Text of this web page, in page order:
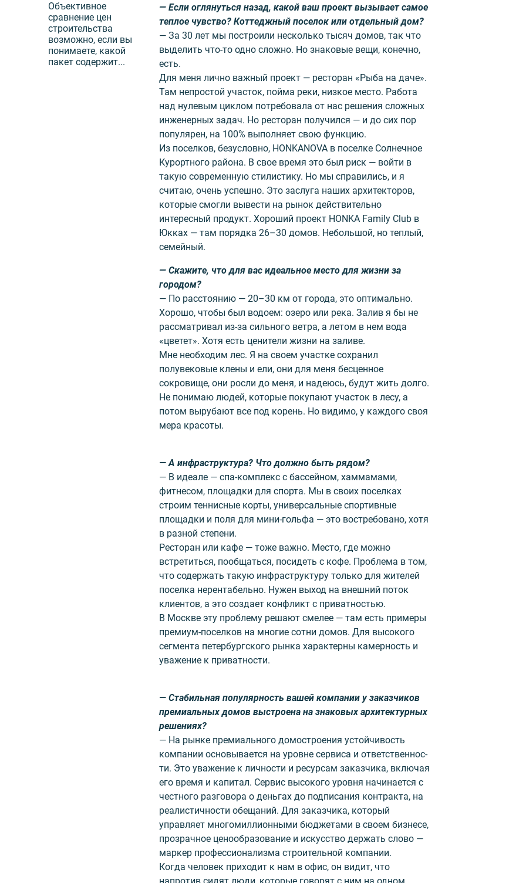
Объективное
сравнение цен
строительства
возможно, если вы
понимаете, какой
пакет содержит...
— Если оглянуться назад, какой ваш проект вызывает самое
теплое чувство? Коттеджный поселок или отдельный дом?
— За 30 лет мы построили несколько тысяч домов, так что
выделить что-то одно сложно. Но знаковые вещи, конечно,
есть.
Для меня лично важный проект — ресторан «Рыба на даче».
Там непростой участок, пойма реки, низкое место. Работа
над нулевым циклом потребовала от нас решения сложных
инженерных задач. Но ресторан получился — и до сих пор
популярен, на 100% выполняет свою функцию.
Из поселков, безусловно, HONKANOVA в поселке Солнечное
Курортного района. В свое время это был риск — войти в
такую современную стилистику. Но мы справились, и я
считаю, очень успешно. Это заслуга наших архитекторов,
которые смогли вывести на рынок действительно
интересный продукт. Хороший проект HONKA Family Club в
Юкках — там порядка 26–30 домов. Небольшой, но теплый,
семейный.
— Скажите, что для вас идеальное место для жизни за
городом?
— По расстоянию — 20–30 км от города, это оптимально.
Хорошо, чтобы был водоем: озеро или река. Залив я бы не
рассматривал из-за сильного ветра, а летом в нем вода
«цветет». Хотя есть ценители жизни на заливе.
Мне необходим лес. Я на своем участке сохранил
полувековые клены и ели, они для меня бесценное
сокровище, они росли до меня, и надеюсь, будут жить долго.
Не понимаю людей, которые покупают участок в лесу, а
потом вырубают все под корень. Но видимо, у каждого своя
мера красоты.
— А инфраструктура? Что должно быть рядом?
— В идеале — спа-комплекс с бассейном, хаммамами,
фитнесом, площадки для спорта. Мы в своих поселках
строим теннисные корты, универсальные спортивные
площадки и поля для мини-гольфа — это востребовано, хотя
в разной степени.
Ресторан или кафе — тоже важно. Место, где можно
встретиться, пообщаться, посидеть с кофе. Проблема в том,
что содержать такую инфраструктуру только для жителей
поселка нерентабельно. Нужен выход на внешний поток
клиентов, а это создает конфликт с приватностью.
В Москве эту проблему решают смелее — там есть примеры
премиум-поселков на многие сотни домов. Для высокого
сегмента петербургского рынка характерны камерность и
уважение к приватности.
— Стабильная популярность вашей компании у заказчиков
премиальных домов выстроена на знаковых архитектурных
решениях?
— На рынке премиального домостроения устойчивость
компании основывается на уровне сервиса и ответственнос­
ти. Это уважение к личности и ресурсам заказчика, включая
его время и капитал. Сервис высокого уровня начинается с
честного разговора о деньгах до подписания контракта, на
реа­листичности обещаний. Для заказчика, который
управляет многомиллионными бюджетами в своем бизнесе,
прозрачное ценообразование и искусство держать слово —
маркер профессионализма строительной компании.
Когда человек приходит к нам в офис, он видит, что